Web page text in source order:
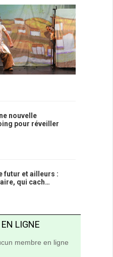
nouvelle
pour réveiller
futur et ailleurs :
qui cach…
LIGNE
membre en ligne